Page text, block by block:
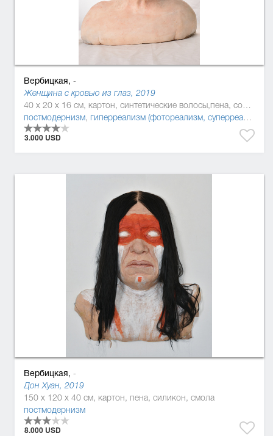
Вербицкая, -
Женщина с кровью из глаз, 2019
40 x 20 x 16 см, картон, синтетические волосы,пена, солома, силикон, смола
постмодернизм, гиперреализм (фотореализм, суперреализм)
3.000 USD
Вербицкая, -
Дон Хуан, 2019
150 x 120 x 40 см, картон, пена, силикон, смола
постмодернизм
8.000 USD